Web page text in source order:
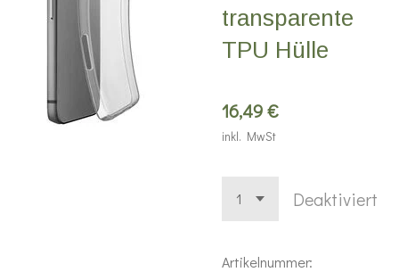
transparente
TPU Hülle
16,49 €
inkl. MwSt
Deaktiviert
Artikelnummer: